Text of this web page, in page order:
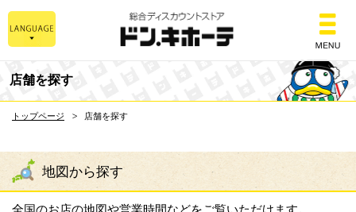
総合ディスカウント
店舗を探す
トップページ 店舗を探す
地図から探す
全国のお店の地図や営業時間などをご覧いただけます。